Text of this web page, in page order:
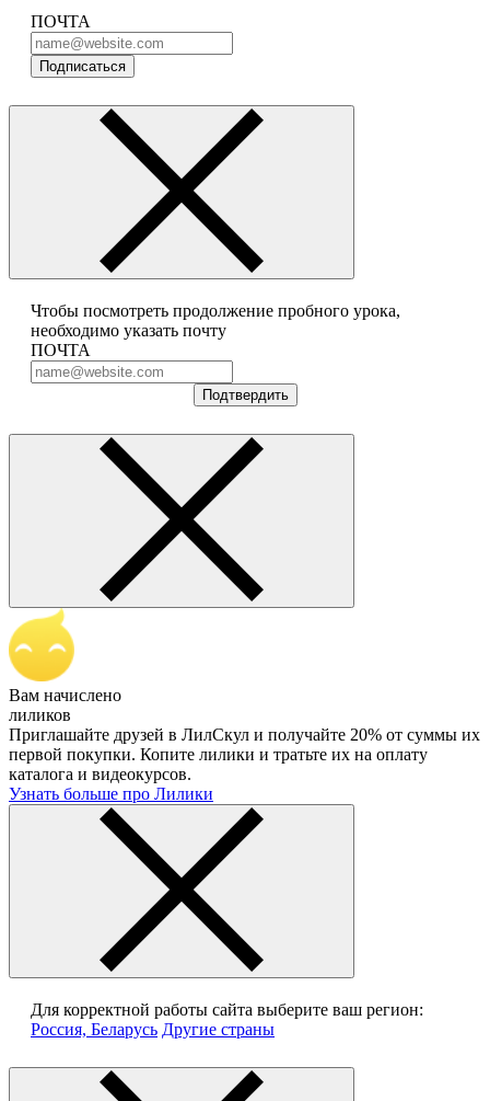
ПОЧТА
Подписаться
Чтобы посмотреть продолжение пробного урока,
необходимо указать почту
ПОЧТА
Подтвердить
Вам начислено
лиликов
Приглашайте друзей в ЛилСкул и получайте 20% от суммы их
первой покупки. Копите лилики и тратьте их на оплату
каталога и видеокурсов.
Узнать больше про Лилики
Для корректной работы сайта выберите ваш регион:
Россия, Беларусь Другие страны